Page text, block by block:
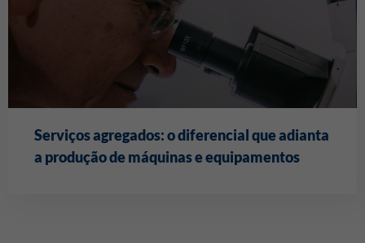
Serviços agregados: o diferencial que adianta
a produção de máquinas e equipamentos